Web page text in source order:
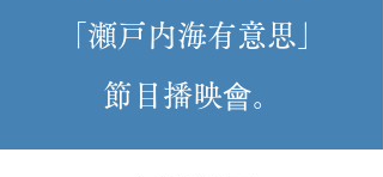
「瀬戸内海有意思」
節目播映會。